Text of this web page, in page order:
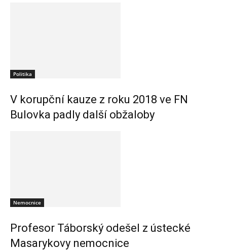
Politika
V korupční kauze z roku 2018 ve FN
Bulovka padly další obžaloby
Nemocnice
Profesor Táborský odešel z ústecké
Masarykovy nemocnice